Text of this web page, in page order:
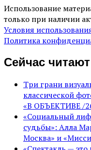
Использование
только при наличии
Условия
Политика
Сейчас читают
Три грани
классической
«В ОБЪЕКТИВЕ /
«Социальный
судьбы»: Алла
Москва» и